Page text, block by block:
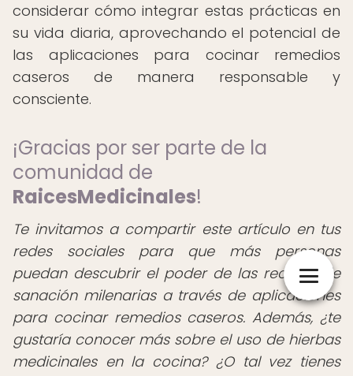
considerar cómo integrar estas prácticas en
su vida diaria, aprovechando el potencial de
las aplicaciones para cocinar remedios
caseros de manera responsable y
consciente.
¡Gracias por ser parte de la
comunidad de
RaicesMedicinales!
Te invitamos a compartir este artículo en tus
redes sociales para que más personas
puedan descubrir el poder de las recetas de
sanación milenarias a través de aplicaciones
para cocinar remedios caseros. Además, ¿te
gustaría conocer más sobre el uso de hierbas
medicinales en la cocina? ¿O tal vez tienes